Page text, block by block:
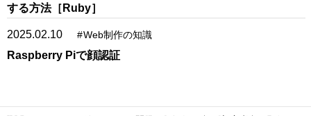
する方法［Ruby］
2025.02.10 #Web制作の知識
Raspberry Piで顔認証